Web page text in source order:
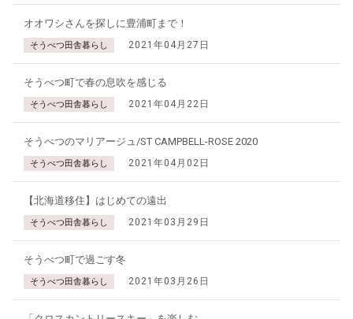
オオワシさんを探しに豊浦町まで！
そうべつ田舎暮らし 2021年04月27日
そうべつ町で春の息吹を感じる
そうべつ田舎暮らし 2021年04月22日
そうべつのマリアージュ/ST CAMPBELL-ROSE 2020
そうべつ田舎暮らし 2021年04月02日
【北海道移住】はじめての遠出
そうべつ田舎暮らし 2021年03月29日
そうべつ町で過ごす冬
そうべつ田舎暮らし 2021年03月26日